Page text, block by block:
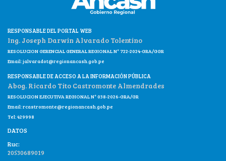
RESPONSABLE DEL PORTAL WEB
Ing. Joseph Darwin Alvarado Tolentino
RESOLUCION GERENCIAL GENERAL REGIONAL N° 722-2024-GRA/GGR
Email:jalvaradot@regionancash.gob.pe
RESPONSABLE DE ACCESO A LA INFORMACIÓN PÚBLICA
Abog. Ricardo Tito Castromonte Almendrades
RESOLUCION EJECUTIVA REGIONAL N° 038-2026-GRA/GR
Email:rcastromonte@regionancash.gob.pe
Tel: 429998
DATOS
Ruc:
20530689019